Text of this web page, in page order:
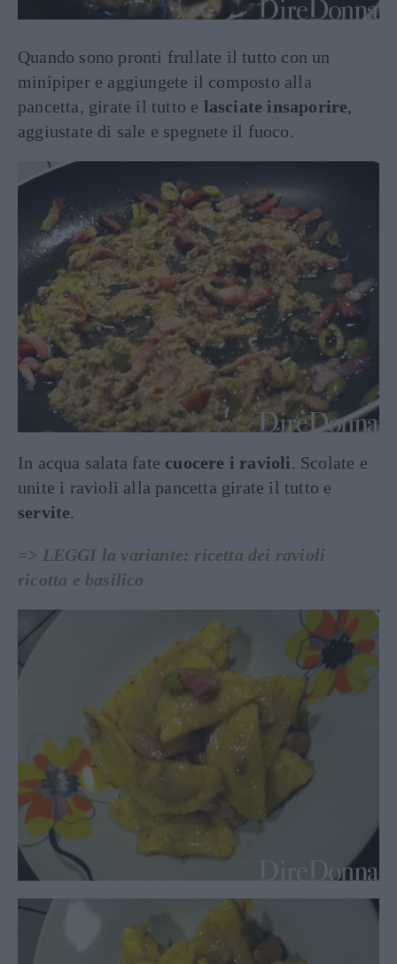
Quando sono pronti frullate il tutto con un
minipiper e aggiungete il composto alla
pancetta, girate il tutto e lasciate insaporire,
aggiustate di sale e spegnete il fuoco.
In acqua salata fate cuocere i ravioli. Scolate e
unite i ravioli alla pancetta girate il tutto e
servite.
=> LEGGI la variante: ricetta dei ravioli
ricotta e basilico